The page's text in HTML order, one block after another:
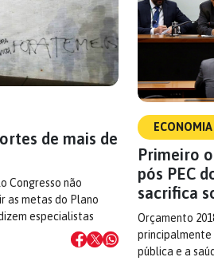
de mais de
Congresso não
as metas do Plano
especialistas
ECONOMIA
Primeiro
pós PEC
sacrifica
Orçamento
principalmente
pública e a